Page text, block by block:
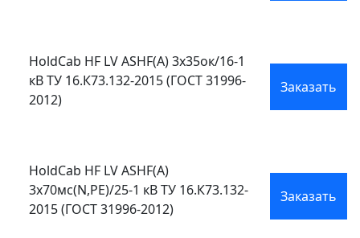
HoldCab HF LV ASHF(А) 3х35ок/16-1
кВ ТУ 16.К73.132-2015 (ГОСТ 31996-
2012)
Заказать
HoldCab HF LV ASHF(А)
3х70мс(N,PE)/25-1 кВ ТУ 16.К73.132-
2015 (ГОСТ 31996-2012)
Заказать